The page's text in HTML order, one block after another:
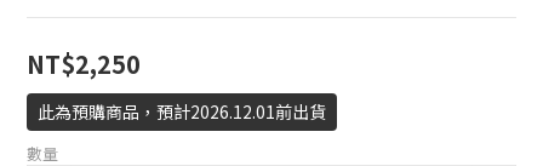
NT$2,250
此為預購商品，預計2026.12.01前出貨
數量